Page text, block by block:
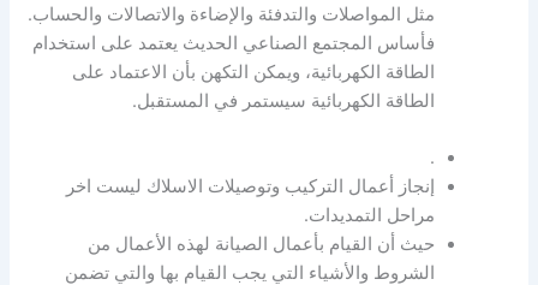
مثل المواصلات والتدفئة والإضاءة والاتصالات والحساب.
فأساس المجتمع الصناعي الحديث يعتمد على استخدام
الطاقة الكهربائية، ويمكن التكهن بأن الاعتماد على
الطاقة الكهربائية سيستمر في المستقبل.
.
إنجاز أعمال التركيب وتوصيلات الاسلاك ليست اخر
مراحل التمديدات.
حيث أن القيام بأعمال الصيانة لهذه الأعمال من
الشروط والأشياء التي يجب القيام بها والتي تضمن